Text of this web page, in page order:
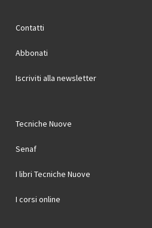
Contatti
Abbonati
Iscriviti alla newsletter
Tecniche Nuove
Senaf
I libri Tecniche Nuove
I corsi online